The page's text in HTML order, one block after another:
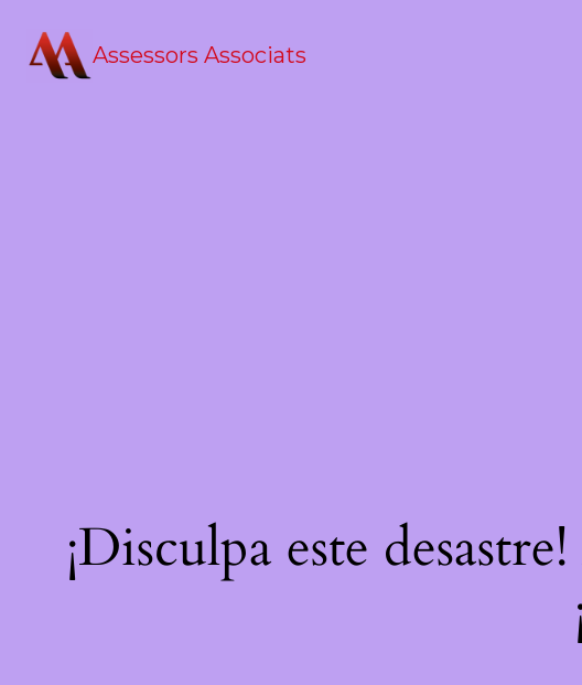
Assessors Associats
¡Disculpa este